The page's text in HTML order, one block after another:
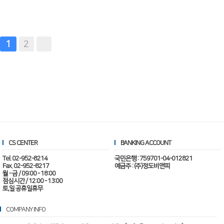
1 2
CS CENTER
Tel. 02-952-8214
Fax. 02-952-8217
월 - 금 / 09:00 - 18:00
점심시간 / 12:00 - 13:00
토,일 공휴일휴무
BANKING ACCOUNT
국민은행 : 759701-04-012821
예금주 : (주)정도비앤피
COMPANY INFO